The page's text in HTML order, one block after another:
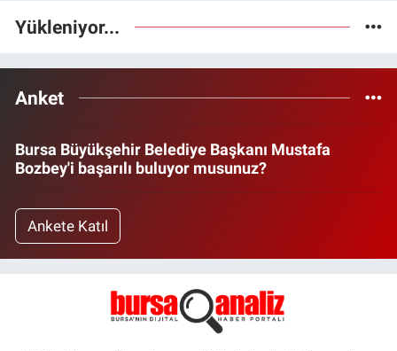
Yükleniyor...
Anket
Bursa Büyükşehir Belediye Başkanı Mustafa
Bozbey'i başarılı buluyor musunuz?
Ankete Katıl